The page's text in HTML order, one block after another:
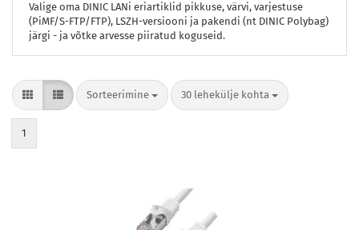
Valige oma DINIC LANi eriartiklid pikkuse, värvi, varjestuse
(PiMF/S-FTP/FTP), LSZH-versiooni ja pakendi (nt DINIC Polybag)
järgi - ja võtke arvesse piiratud koguseid.
Sorteerimine
Sorteerimine 30 lehekülje kohta
lehekülje kohta
1